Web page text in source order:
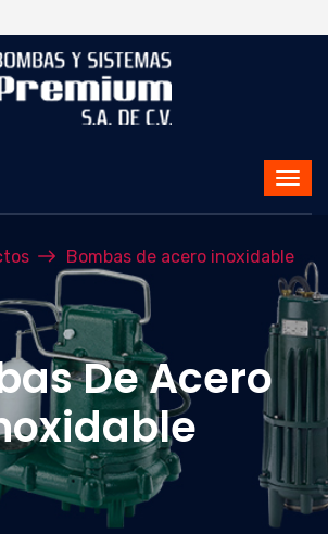
Bombas de acero inoxidable
De Acero